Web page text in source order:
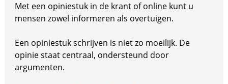
Met een opiniestuk in de krant of online kunt u
mensen zowel informeren als overtuigen.
Een opiniestuk schrijven is niet zo moeilijk. De
opinie staat centraal, ondersteund door
argumenten.